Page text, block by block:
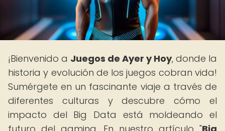
¡Bienvenido a Juegos de Ayer y Hoy, donde la
historia y evolución de los juegos cobran vida!
Sumérgete en un fascinante viaje a través de
diferentes culturas y descubre cómo el
impacto del Big Data está moldeando el